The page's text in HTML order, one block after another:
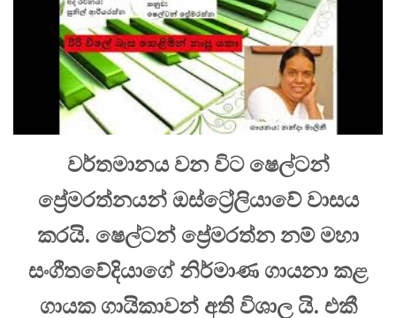
වර්තමානය වන විට ෂෙල්ටන්
ප්‍රේමරත්නයන් ඔස්ට්‍රේලියාවේ වාසය
කරයි. ෂෙල්ටන් ප්‍රේමරත්න නම් මහා
සංගීතවේදියාගේ නිර්මාණ ගායනා කළ
ගායක ගායිකාවන් අති විශාල යි. එකී